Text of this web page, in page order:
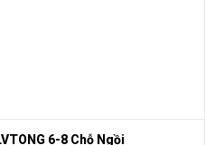
6-8 Chỗ Ngồi